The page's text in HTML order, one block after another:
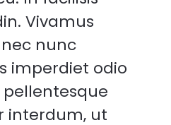
Vivamus
nunc
imperdiet odio
interdum, ut